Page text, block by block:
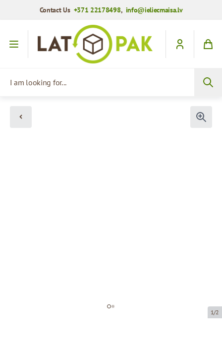
Contact Us +371 22178498, info@ieliecmaisa.lv
1/2